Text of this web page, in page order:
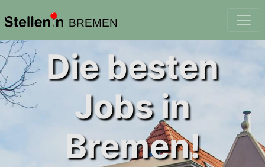
BREMEN
Die besten
Jobs in
Bremen!